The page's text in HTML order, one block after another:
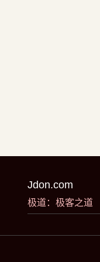
Jdon.com
极道：极客之道